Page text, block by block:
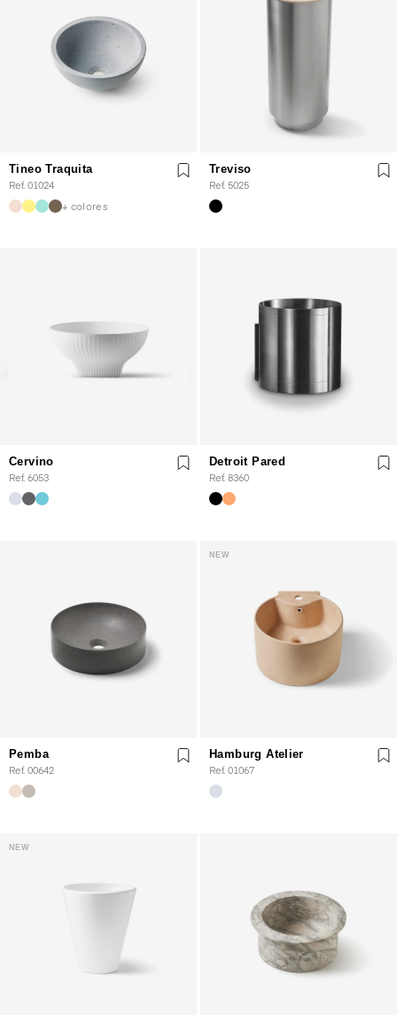
Tineo Traquita
Ref. 01024
+ colores
Treviso
Ref. 5025
Cervino
Ref. 6053
Detroit Pared
Ref. 8360
Pemba
Ref. 00642
NEW
Hamburg Atelier
Ref. 01067
NEW